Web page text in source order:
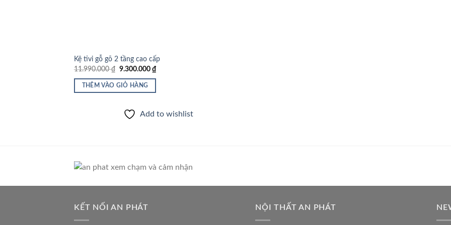
Kệ tivi gỗ gõ 2 tầng cao cấp
11.990.000₫ Giá
là:
11.990.000 ₫.
9.300.000₫
THÊM VÀO GIỎ HÀNG
Add to wishlist
KẾT NỐI AN PHÁT NỘI THẤT AN PHÁT